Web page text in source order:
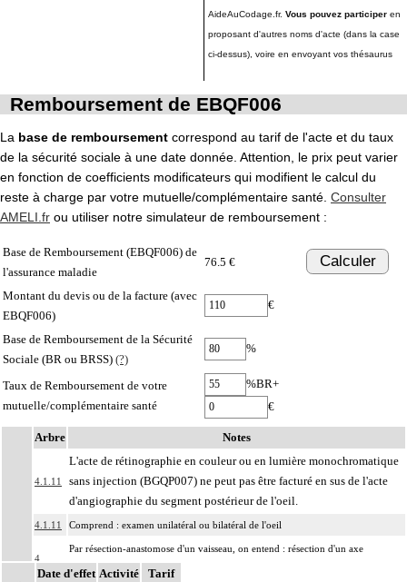
AideAuCodage.fr. Vous pouvez participer en
proposant d'autres noms d'acte (dans la case
ci-dessus), voire en envoyant vos thésaurus
Remboursement de EBQF006
La base de remboursement correspond au tarif de l'acte et du taux
de la sécurité sociale à une date donnée. Attention, le prix peut varier
en fonction de coefficients modificateurs qui modifient le calcul du
reste à charge par votre mutuelle/complémentaire santé. Consulter
AMELI.fr ou utiliser notre simulateur de remboursement :
Base de Remboursement (EBQF006) de
l'assurance maladie
76.5 € Calculer
Montant du devis ou de la facture (avec
EBQF006)
€
Base de Remboursement de la Sécurité
Sociale (BR ou BRSS) (?)
%
Taux de Remboursement de votre
mutuelle/complémentaire santé
%BR+
€
Arbre Notes
4.1.11
L'acte de rétinographie en couleur ou en lumière monochromatique
sans injection (BGQP007) ne peut pas être facturé en sus de l'acte
d'angiographie du segment postérieur de l'oeil.
4.1.11 Comprend : examen unilatéral ou bilatéral de l'oeil
4
Par résection-anastomose d'un vaisseau, on entend : résection d'un axe
vasculaire avec restauration de la continuité par anastomose.
Date d'effet Activité
Tarif